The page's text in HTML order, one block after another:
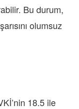
Bu durum,
olumsuz
18.5 ile